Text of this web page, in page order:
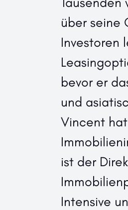
über seine
Investoren
bevor er
und
Vincent
ist der
Intensive